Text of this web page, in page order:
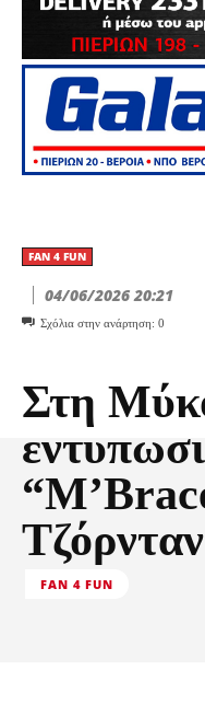
FAN 4 FUN
04/06/2026 20:21
Σχόλια στην ανάρτηση: 0
Στη
FAN 4 FUN